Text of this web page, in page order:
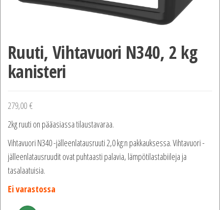
Ruuti, Vihtavuori N340, 2 kg
kanisteri
279,00 €
2kg ruuti on pääasiassa tilaustavaraa.
Vihtavuori N340 -jälleenlatausruuti 2,0 kg:n pakkauksessa. Vihtavuori -
jälleenlatausruudit ovat puhtaasti palavia, lämpötilastabiileja ja
tasalaatuisia.
Ei varastossa